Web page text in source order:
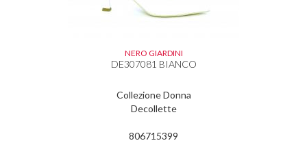
NERO GIARDINI
DE307081 BIANCO
Collezione Donna
Decollette
806715399